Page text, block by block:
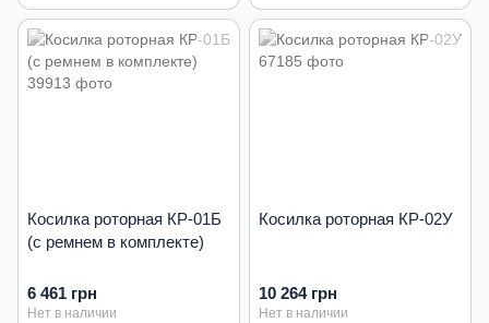
Косилка роторная КР-01Б
(с ремнем в комплекте)
6 461 грн
Нет в наличии
Косилка роторная КР-02У
10 264 грн
Нет в наличии